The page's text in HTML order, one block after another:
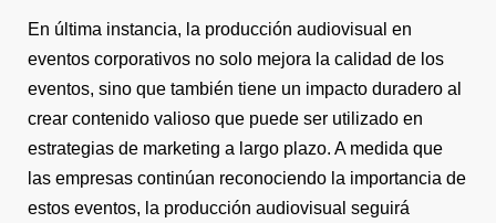
En última instancia, la producción audiovisual en
eventos corporativos no solo mejora la calidad de los
eventos, sino que también tiene un impacto duradero al
crear contenido valioso que puede ser utilizado en
estrategias de marketing a largo plazo. A medida que
las empresas continúan reconociendo la importancia de
estos eventos, la producción audiovisual seguirá